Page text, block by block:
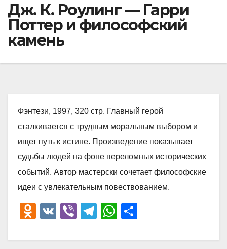
Дж. К. Роулинг — Гарри
Поттер и философский
камень
Фэнтези, 1997, 320 стр. Главный герой
сталкивается с трудным моральным выбором и
ищет путь к истине. Произведение показывает
судьбы людей на фоне переломных исторических
событий. Автор мастерски сочетает философские
идеи с увлекательным повествованием.
O
n
V
Vi
er
T
e
W
at р